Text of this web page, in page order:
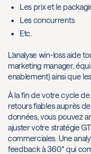
Les prix et le
Les concurrents
Etc.
L’analyse win-loss aide
marketing manager,
enablement) ainsi que
À la fin de votre cycle
retours fiables auprès
données, vous pouvez
ajuster votre stratégie
commerciales. Une
feedback à 360° qui